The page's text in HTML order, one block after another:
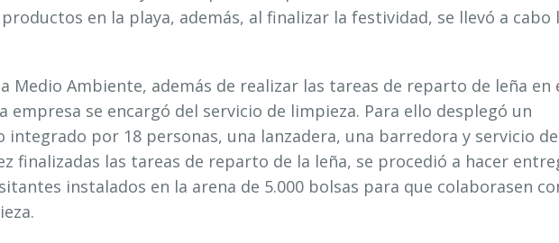
en la playa, además, al finalizar la festividad, se llevó a cabo
Medio Ambiente, además de realizar las tareas de reparto de leña en
empresa se encargó del servicio de limpieza. Para ello desplegó un
por 18 personas, una lanzadera, una barredora y servicio de
finalizadas las tareas de reparto de la leña, se procedió a hacer
instalados en la arena de 5.000 bolsas para que colaborasen